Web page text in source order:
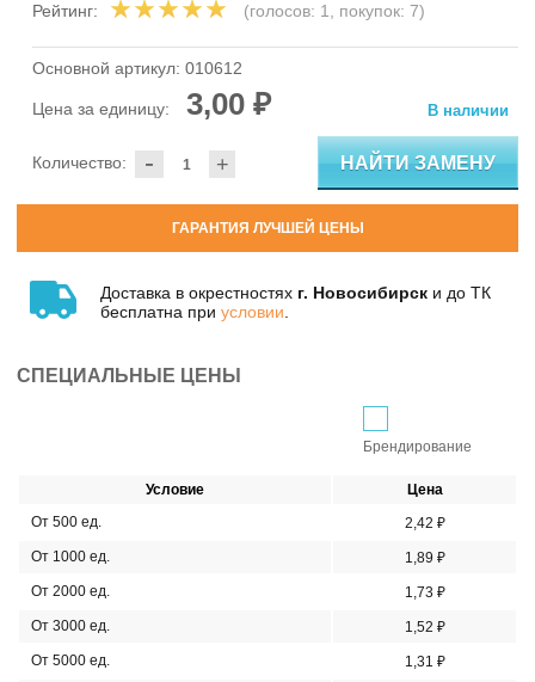
Рейтинг: (голосов: 1, покупок: 7)
Основной артикул: 010612
Цена за единицу: 3,00 ₽
- +
Количество:
В наличии
НАЙТИ ЗАМЕНУ
ГАРАНТИЯ ЛУЧШЕЙ ЦЕНЫ
Доставка в окрестностях г. Новосибирск и до ТК
бесплатна при условии
СПЕЦИАЛЬНЫЕ ЦЕНЫ
Брендирование
Условие
Цена
От 500 ед.
2,42 ₽
От 1000 ед.
1,89 ₽
От 2000 ед.
1,73 ₽
От 3000 ед.
1,52 ₽
От 5000 ед.
1,31 ₽